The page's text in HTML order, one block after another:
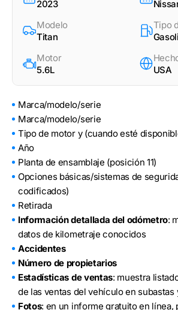
2023
Modelo
Titan
Tipo
Motor
5.6L
USA
Marca/modelo/serie
Marca/modelo/serie
Tipo de motor y (cuando esté
Año
Planta de ensamblaje (posición 11)
Opciones básicas/sistemas de
codificados)
Retirada
Información detallada del odómetro:
datos de kilometraje conocidos
Accidentes
Número de propietarios
Estadísticas de ventas: muestra
de las ventas del vehículo en
Fotos: en un informe gratuito en línea,